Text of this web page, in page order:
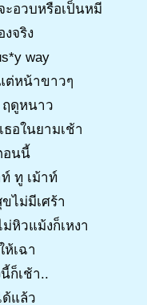
ะอวบหรือเป็นหมี
จริง
way
ต่หน้าขาวๆ
ดูหนาว
ธอในยามเช้า
อนนี้
ทู เม้าท์
ไม่มีเศร้า
ม่หิวแม้งก็เหงา
เฉา
ก็เช้า..
ด้แล้ว